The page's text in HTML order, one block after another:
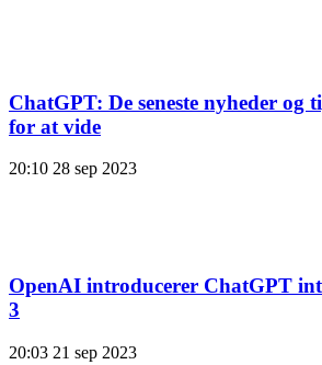
ChatGPT: De seneste nyheder og
for at vide
20:10 28 sep 2023
OpenAI introducerer ChatGPT
3
20:03 21 sep 2023